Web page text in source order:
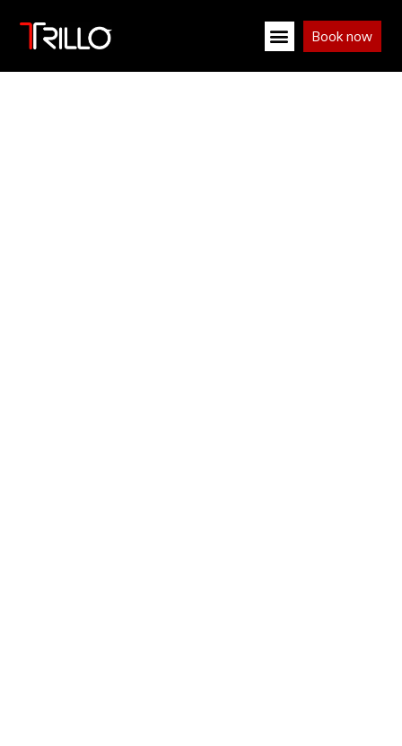
Book now